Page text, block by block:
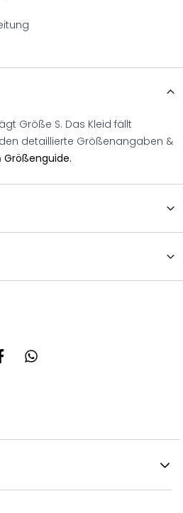
Größe S. Das Kleid fällt
detaillierte Größenangaben &
Größenguide.